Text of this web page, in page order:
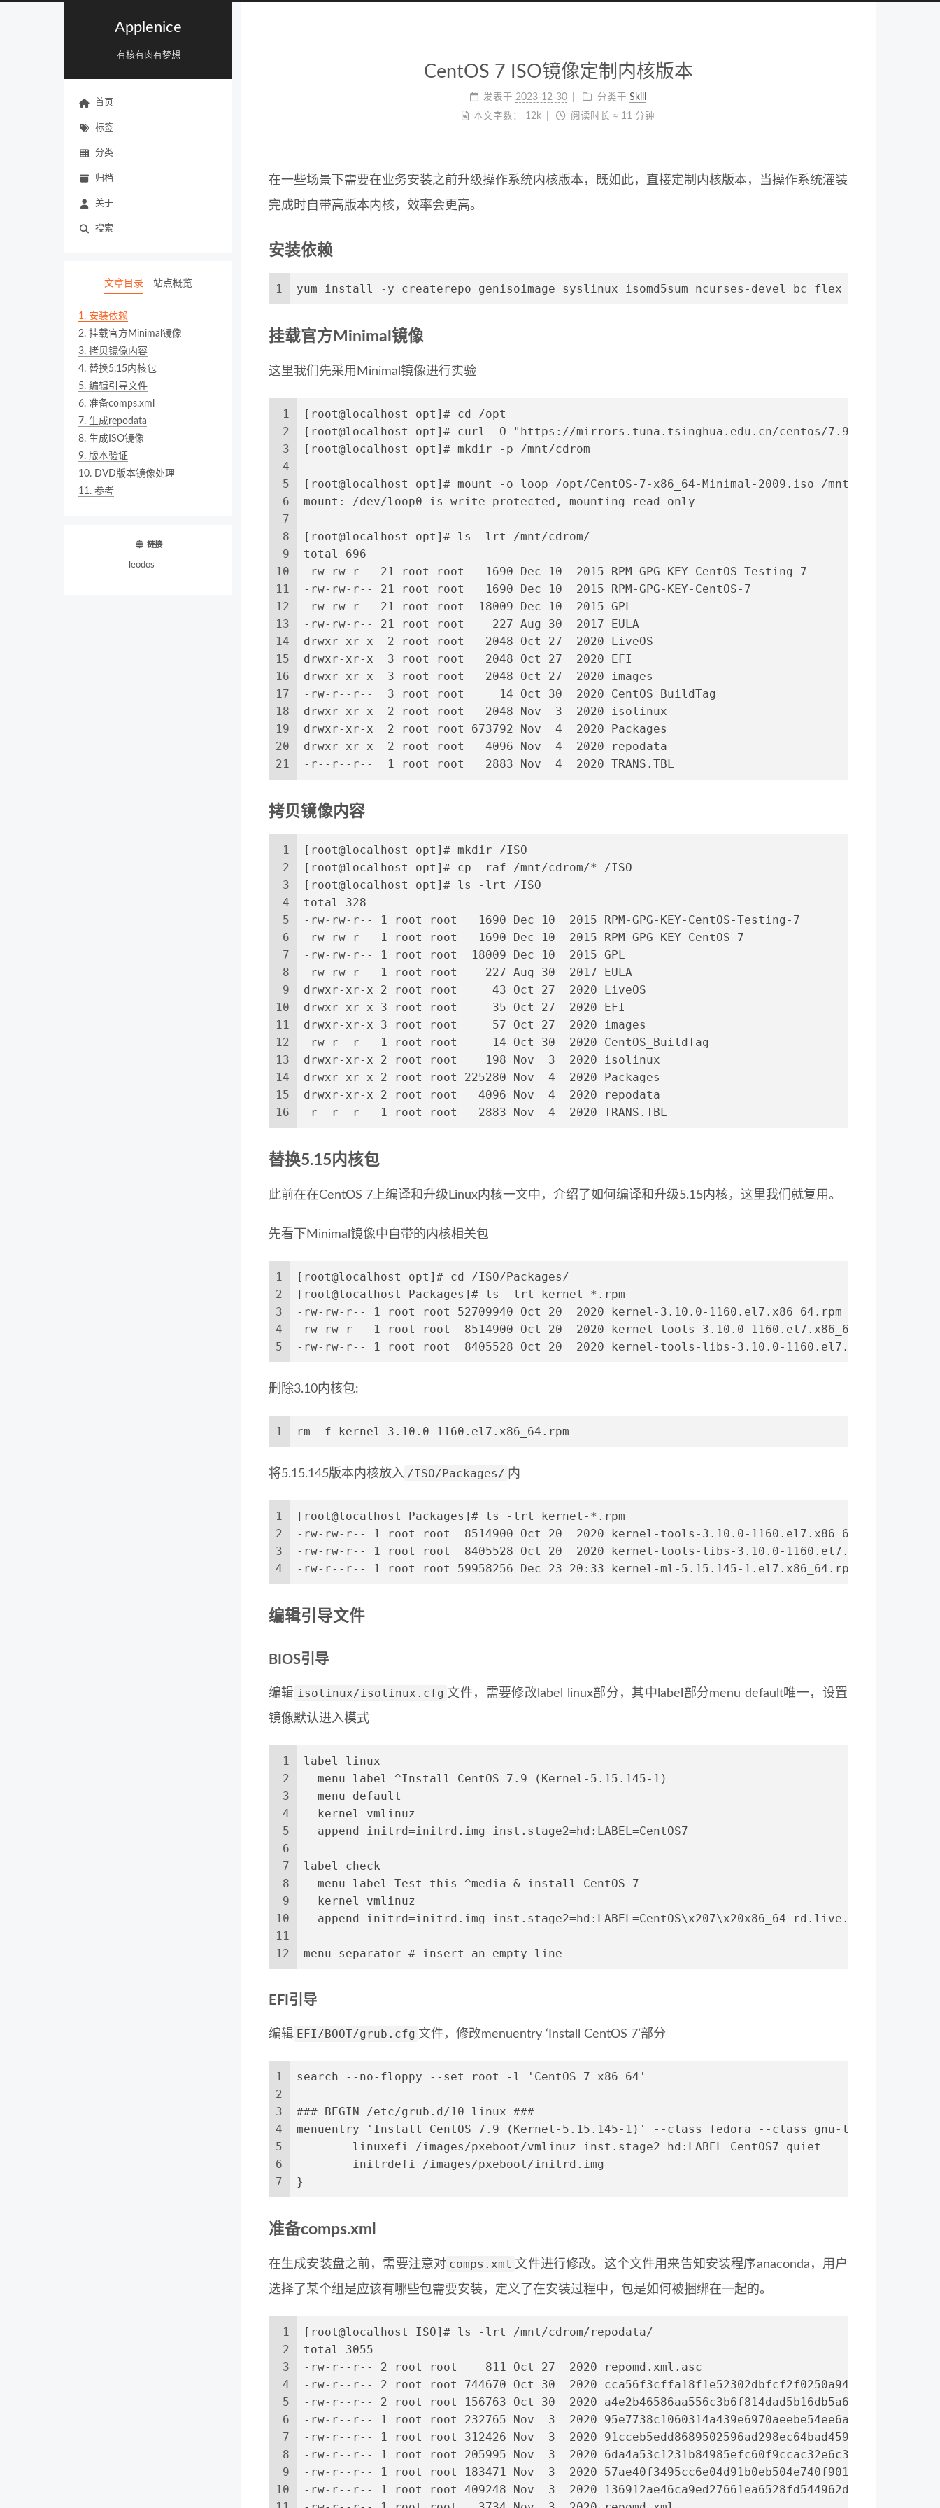
Applenice
有核有肉有梦想
首页
标签
分类
归档
关于
搜索
文章目录 站点概览
1. 安装依赖
2. 挂载官方Minimal镜像
3. 拷贝镜像内容
4. 替换5.15内核包
5. 编辑引导文件
6. 准备comps.xml
7. 生成repodata
8. 生成ISO镜像
9. 版本验证
10. DVD版本镜像处理
11. 参考
链接
leodos
CentOS 7 ISO镜像定制内核版本
发表于 2023-12-30 分类于 Skill
本文字数：
12k 阅读时长 ≈ 11 分钟
在一些场景下需要在业务安装之前升级操作系统内核版本，既如此，直接定制内核版本，当操作系统灌装
完成时自带高版本内核，效率会更高。
安装依赖
1 yum install -y createrepo genisoimage syslinux isomd5sum ncurses-devel bc flex
挂载官方Minimal镜像
这里我们先采用Minimal镜像进行实验
1
2
3
4
5
6
7
8
9
10
11
12
13
14
15
16
17
18
19
20
21
[root@localhost opt]# cd /opt
[root@localhost opt]# curl -O "https://mirrors.tuna.tsinghua.edu.cn/centos/7.9.2009/isos/
[root@localhost opt]# mkdir -p /mnt/cdrom
[root@localhost opt]# mount -o loop /opt/CentOS-7-x86_64-Minimal-2009.iso /mnt/cdrom
mount: /dev/loop0 is write-protected, mounting read-only
[root@localhost opt]# ls -lrt /mnt/cdrom/
total 696
-rw-rw-r-- 21 root root   1690 Dec 10  2015 RPM-GPG-KEY-CentOS-Testing-7
-rw-rw-r-- 21 root root   1690 Dec 10  2015 RPM-GPG-KEY-CentOS-7
-rw-rw-r-- 21 root root  18009 Dec 10  2015 GPL
-rw-rw-r-- 21 root root    227 Aug 30  2017 EULA
drwxr-xr-x  2 root root   2048 Oct 27  2020 LiveOS
drwxr-xr-x  3 root root   2048 Oct 27  2020 EFI
drwxr-xr-x  3 root root   2048 Oct 27  2020 images
-rw-r--r--  3 root root     14 Oct 30  2020 CentOS_BuildTag
drwxr-xr-x  2 root root   2048 Nov  3  2020 isolinux
drwxr-xr-x  2 root root 673792 Nov  4  2020 Packages
drwxr-xr-x  2 root root   4096 Nov  4  2020 repodata
-r--r--r--  1 root root   2883 Nov  4  2020 TRANS.TBL
拷贝镜像内容
1
2
3
4
5
6
7
8
9
10
11
12
13
14
15
16
[root@localhost opt]# mkdir /ISO
[root@localhost opt]# cp -raf /mnt/cdrom/* /ISO
[root@localhost opt]# ls -lrt /ISO
total 328
-rw-rw-r-- 1 root root   1690 Dec 10  2015 RPM-GPG-KEY-CentOS-Testing-7
-rw-rw-r-- 1 root root   1690 Dec 10  2015 RPM-GPG-KEY-CentOS-7
-rw-rw-r-- 1 root root  18009 Dec 10  2015 GPL
-rw-rw-r-- 1 root root    227 Aug 30  2017 EULA
drwxr-xr-x 2 root root     43 Oct 27  2020 LiveOS
drwxr-xr-x 3 root root     35 Oct 27  2020 EFI
drwxr-xr-x 3 root root     57 Oct 27  2020 images
-rw-r--r-- 1 root root     14 Oct 30  2020 CentOS_BuildTag
drwxr-xr-x 2 root root    198 Nov  3  2020 isolinux
drwxr-xr-x 2 root root 225280 Nov  4  2020 Packages
drwxr-xr-x 2 root root   4096 Nov  4  2020 repodata
-r--r--r-- 1 root root   2883 Nov  4  2020 TRANS.TBL
替换5.15内核包
此前在在CentOS 7上编译和升级Linux内核一文中，介绍了如何编译和升级5.15内核，这里我们就复用。
先看下Minimal镜像中自带的内核相关包
1
2
3
4
5
[root@localhost opt]# cd /ISO/Packages/
[root@localhost Packages]# ls -lrt kernel-*.rpm
-rw-rw-r-- 1 root root 52709940 Oct 20  2020 kernel-3.10.0-1160.el7.x86_64.rpm
-rw-rw-r-- 1 root root  8514900 Oct 20  2020 kernel-tools-3.10.0-1160.el7.x86_64.rpm
-rw-rw-r-- 1 root root  8405528 Oct 20  2020 kernel-tools-libs-3.10.0-1160.el7.x86_64.rpm
删除3.10内核包:
1 rm -f kernel-3.10.0-1160.el7.x86_64.rpm
将5.15.145版本内核放入 /ISO/Packages/ 内
1
2
3
4
[root@localhost Packages]# ls -lrt kernel-*.rpm
-rw-rw-r-- 1 root root  8514900 Oct 20  2020 kernel-tools-3.10.0-1160.el7.x86_64.rpm
-rw-rw-r-- 1 root root  8405528 Oct 20  2020 kernel-tools-libs-3.10.0-1160.el7.x86_64.rpm
-rw-r--r-- 1 root root 59958256 Dec 23 20:33 kernel-ml-5.15.145-1.el7.x86_64.rpm
编辑引导文件
BIOS引导
编辑 isolinux/isolinux.cfg 文件，需要修改label linux部分，其中label部分menu default唯一，设置
镜像默认进入模式
1
2
3
4
5
6
7
8
9
10
11
12
label linux
  menu label ^Install CentOS 7.9 (Kernel-5.15.145-1)
  menu default
  kernel vmlinuz
  append initrd=initrd.img inst.stage2=hd:LABEL=CentOS7
label check
  menu label Test this ^media & install CentOS 7
  kernel vmlinuz
  append initrd=initrd.img inst.stage2=hd:LABEL=CentOS\x207\x20x86_64 rd.live.check quiet
menu separator # insert an empty line
EFI引导
编辑 EFI/BOOT/grub.cfg 文件，修改menuentry ‘Install CentOS 7’部分
1
2
3
4
5
6
7
search --no-floppy --set=root -l 'CentOS 7 x86_64'
### BEGIN /etc/grub.d/10_linux ###
menuentry 'Install CentOS 7.9 (Kernel-5.15.145-1)' --class fedora --class gnu-linux --
        linuxefi /images/pxeboot/vmlinuz inst.stage2=hd:LABEL=CentOS7 quiet
        initrdefi /images/pxeboot/initrd.img
}
准备comps.xml
在生成安装盘之前，需要注意对 comps.xml 文件进行修改。这个文件用来告知安装程序anaconda，用户
选择了某个组是应该有哪些包需要安装，定义了在安装过程中，包是如何被捆绑在一起的。
1
2
3
4
5
6
7
8
9
10
[root@localhost ISO]# ls -lrt /mnt/cdrom/repodata/
total 3055
-rw-r--r-- 2 root root    811 Oct 27  2020 repomd.xml.asc
-rw-r--r-- 2 root root 744670 Oct 30  2020
-rw-r--r-- 2 root root 156763 Oct 30  2020
-rw-r--r-- 1 root root 232765 Nov  3  2020
-rw-r--r-- 1 root root 312426 Nov  3  2020
-rw-r--r-- 1 root root 205995 Nov  3  2020
-rw-r--r-- 1 root root 183471 Nov  3  2020
-rw-r--r-- 1 root root 409248 Nov  3  2020